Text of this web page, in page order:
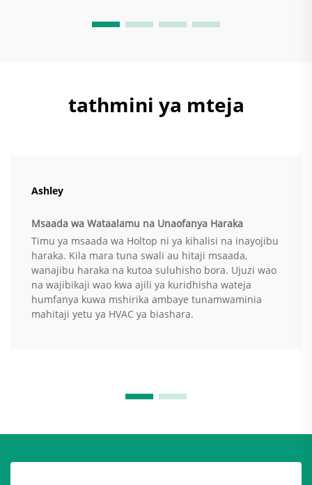
tathmini ya mteja
Ashley
Msaada wa Wataalamu na Unaofanya Haraka
Timu ya msaada wa Holtop ni ya kihalisi na inayojibu
haraka. Kila mara tuna swali au hitaji msaada,
wanajibu haraka na kutoa suluhisho bora. Ujuzi wao
na wajibikaji wao kwa ajili ya kuridhisha wateja
humfanya kuwa mshirika ambaye tunamwaminia
mahitaji yetu ya HVAC ya biashara.